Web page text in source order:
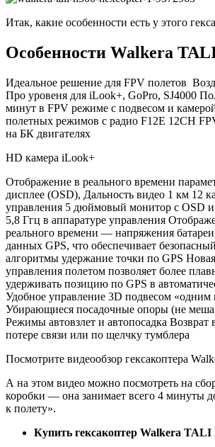
Итак, какие особенности есть у этого
Особенности Walkera
Идеальное решение для FPV полетов
Про уровеня для iLook+, GoPro, SJ4000
минут в FPV режиме с подвесом и
полетных режимов с радио F12E 12CH
на БК двигателях
HD камера iLook+
Отображение в реального времени
дисплее (OSD), Дальность видео 1 км 12
управления 5 дюймовый монитор с OSD
5,8 Ггц в аппаратуре управления
реального времени — напряжения
данных GPS, что обеспечивает
алгоритмы удержание точки по GPS
управления полетом позволяет более
удерживать позицию по GPS в
Удобное управление 3D подвесом «одним
Убирающиеся посадочные опоры (не
Режимы автовзлет и автопосадка Возврат
потере связи или по щелчку тумблера
Посмотрите видеообзор гексакоптера
А на этом видео можно посмотреть на
коробки — она занимает всего 4 минуты
к полету».
Купить гексакоптер Walkera TALI